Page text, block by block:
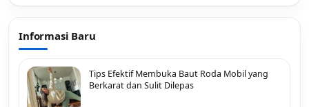
Informasi Baru
Tips Efektif Membuka Baut Roda Mobil yang
Berkarat dan Sulit Dilepas